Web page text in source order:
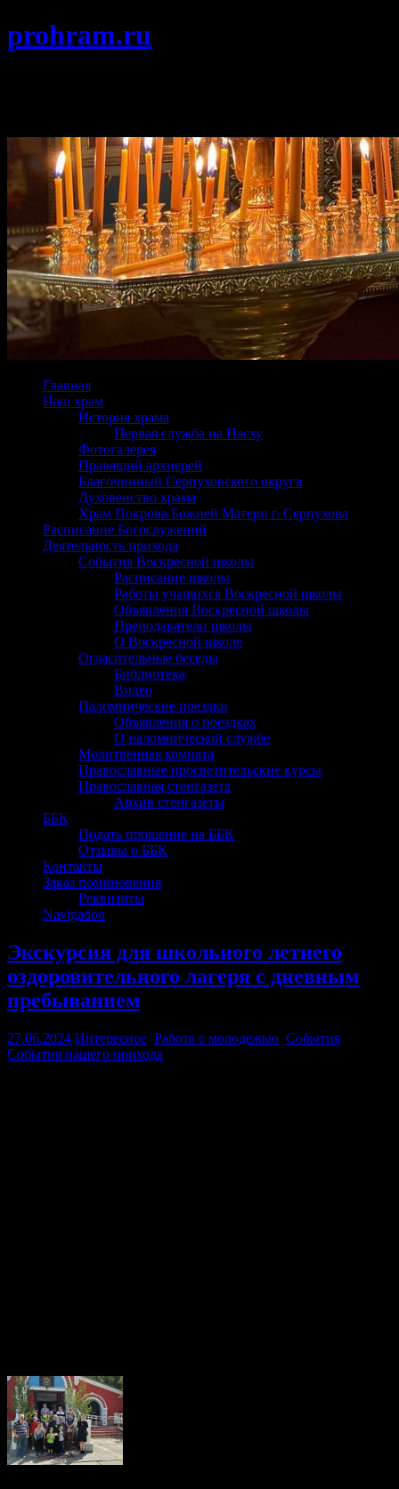
prohram.ru
Главная
Наш храм
История храма
Первая служба на Пасху
Фотогалерея
Правящий архиерей
Благочинный Серпуховского округа
Духовенство храма
Храм Покрова Божией Матери г. Серпухова
Расписание Богослужений
Деятельность прихода
События Воскресной школы
Расписание школы
Работы учащихся Воскресной школы
Объявления Воскресной школы
Преподаватели школы
О Воскресной школе
Огласительные беседы
Библиотека
Видео
Паломнические поездки
Объявления о поездках
О паломнической службе
Молитвенная комната
Православные просветительские курсы
Православная стенгазета
Архив стенгазеты
ББК
Подать прошение на ББК
Отзывы о ББК
Контакты
Заказ поминовения
Реквизиты
Navigation
Экскурсия для школьного летнего
оздоровительного лагеря с дневным
пребыванием
27.06.2024 Интересное Работа с молодежью События
События нашего прихода